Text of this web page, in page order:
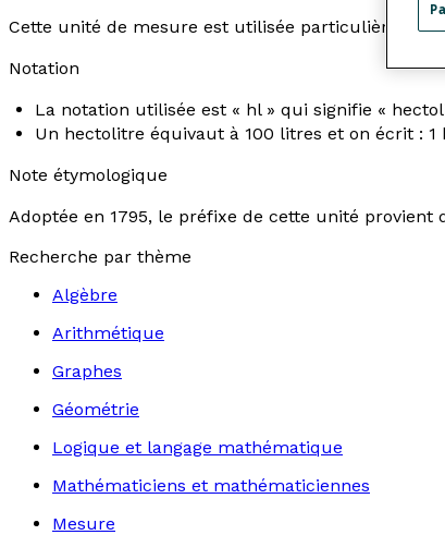
Cette unité de mesure est utilisée
Notation
La notation utilisée est « hl » qui signifie «
Un hectolitre équivaut à 100 litres et on écrit : 1
Note étymologique
Adoptée en 1795, le préfixe de cette unité provient
Recherche par thème
Algèbre
Arithmétique
Graphes
Géométrie
Logique et langage mathématique
Mathématiciens et mathématiciennes
Mesure